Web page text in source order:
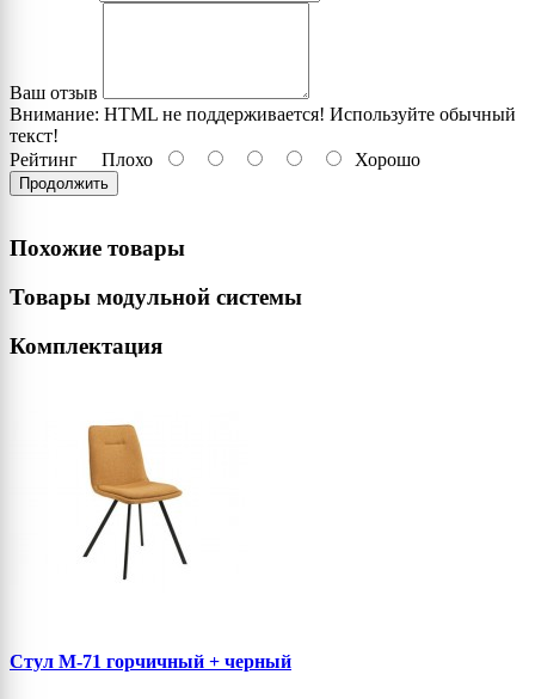
Ваш отзыв
Внимание: HTML не поддерживается! Используйте обычный
текст!
Рейтинг Плохо Хорошо
Продолжить
Похожие товары
Товары модульной системы
Комплектация
Стул M-71 горчичный + черный